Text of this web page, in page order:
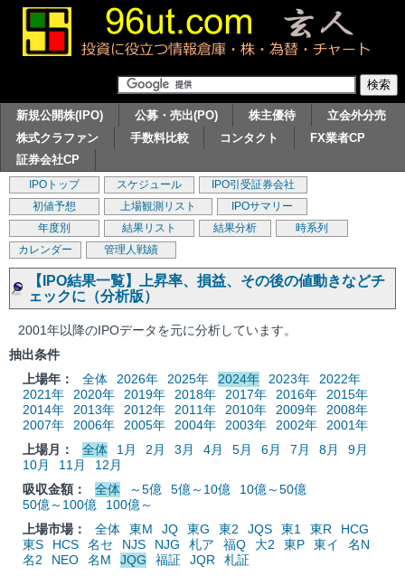
新規公開株(IPO) 公募・売出(PO) 株主優待
立会外分売
株式クラファン
手数料比較 コンタクト
FX業者CP
証券会社CP
IPOトップ スケジュール
IPO引受証券会社
初値予想
上場観測リスト
IPOサマリー
年度別
結果リスト 結果分析
時系列
カレンダー
管理人戦績
【IPO結果一覧】上昇率、損益、その後の値動きなどチ
ェックに（分析版）
2001年以降のIPOデータを元に分析しています。
抽出条件
上場年：
全体 2026年 2025年 2024年 2023年
2022年
2021年
2020年 2019年 2018年 2017年 2016年
2015年
2014年
2013年 2012年 2011年 2010年 2009年
2008年
2007年
2006年 2005年 2004年 2003年 2002年
2001年
上場月：
全体 1月 2月 3月 4月 5月 6月 7月 8月
9月
10月
11月
12月
吸収金額：
全体 ～5億 5億～10億
10億～50億
50億～100億
100億～
上場市場：
全体 東M JQ 東G 東2 JQS 東1 東R
HCG
東S
HCS 名セ NJS NJG 札ア 福Q 大2 東P 東イ
名N
名2
NEO 名M JQG 福証 JQR
札証